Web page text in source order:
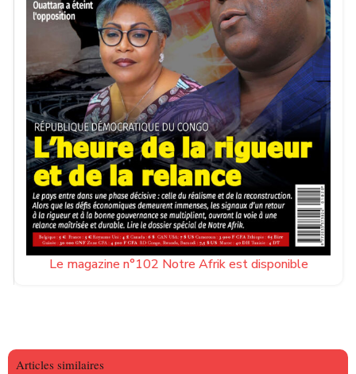
Le magazine n°102 Notre Afrik est disponible
Articles similaires